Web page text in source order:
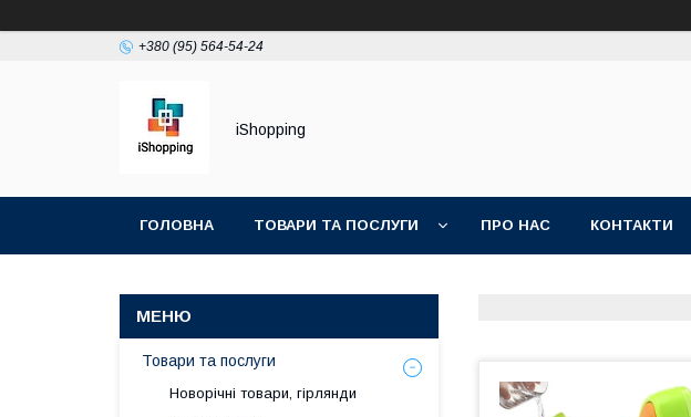
+380 (95) 564-54-24
iShopping
ГОЛОВНА ТОВАРИ ТА ПОСЛУГИ ПРО НАС КОНТАКТИ
Товари та послуги
Новорічні товари, гірлянди